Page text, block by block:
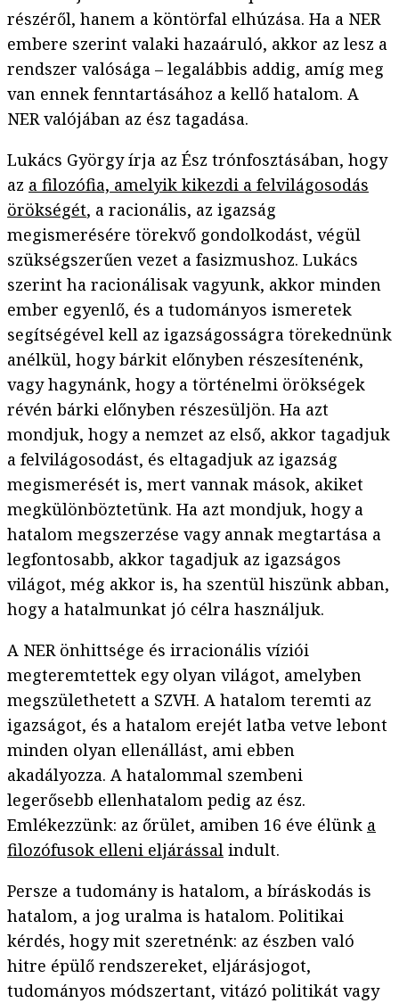
részéről, hanem a köntörfal elhúzása. Ha a NER
embere szerint valaki hazaáruló, akkor az lesz a
rendszer valósága – legalábbis addig, amíg meg
van ennek fenntartásához a kellő hatalom. A
NER valójában az ész tagadása.
Lukács György írja az Ész trónfosztásában, hogy
az a filozófia, amelyik kikezdi a felvilágosodás
örökségét, a racionális, az igazság
megismerésére törekvő gondolkodást, végül
szükségszerűen vezet a fasizmushoz. Lukács
szerint ha racionálisak vagyunk, akkor minden
ember egyenlő, és a tudományos ismeretek
segítségével kell az igazságosságra törekednünk
anélkül, hogy bárkit előnyben részesítenénk,
vagy hagynánk, hogy a történelmi örökségek
révén bárki előnyben részesüljön. Ha azt
mondjuk, hogy a nemzet az első, akkor tagadjuk
a felvilágosodást, és eltagadjuk az igazság
megismerését is, mert vannak mások, akiket
megkülönböztetünk. Ha azt mondjuk, hogy a
hatalom megszerzése vagy annak megtartása a
legfontosabb, akkor tagadjuk az igazságos
világot, még akkor is, ha szentül hiszünk abban,
hogy a hatalmunkat jó célra használjuk.
A NER önhittsége és irracionális víziói
megteremtettek egy olyan világot, amelyben
megszülethetett a SZVH. A hatalom teremti az
igazságot, és a hatalom erejét latba vetve lebont
minden olyan ellenállást, ami ebben
akadályozza. A hatalommal szembeni
legerősebb ellenhatalom pedig az ész.
Emlékezzünk: az őrület, amiben 16 éve élünk a
filozófusok elleni eljárással indult.
Persze a tudomány is hatalom, a bíráskodás is
hatalom, a jog uralma is hatalom. Politikai
kérdés, hogy mit szeretnénk: az észben való
hitre épülő rendszereket, eljárásjogot,
tudományos módszertant, vitázó politikát vagy